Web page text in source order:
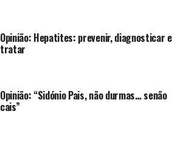
Opinião: Hepatites: prevenir, diagnosticar e
tratar
Opinião: “Sidónio Pais, não durmas… senão
cais”